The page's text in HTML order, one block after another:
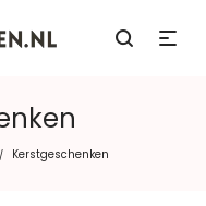
/ Kerstgeschenken